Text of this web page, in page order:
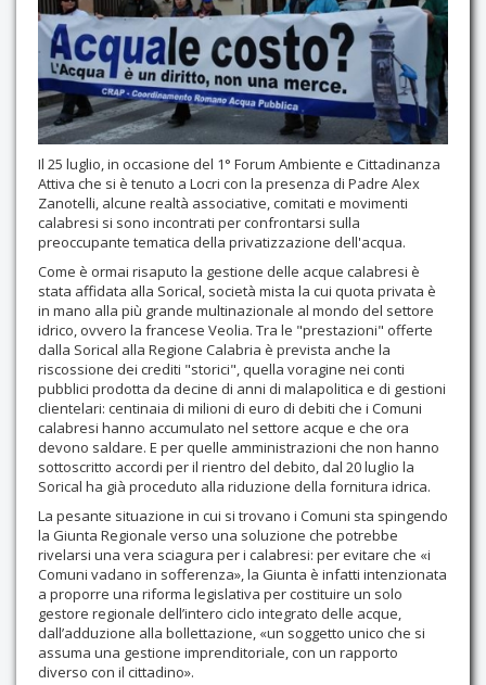
Contatti
Il 25 luglio, in occasione del 1° Forum Ambiente e Cittadinanza
Attiva che si è tenuto a Locri con la presenza di Padre Alex
Zanotelli, alcune realtà associative, comitati e movimenti
calabresi si sono incontrati per confrontarsi sulla
preoccupante tematica della privatizzazione dell'acqua.
Come è ormai risaputo la gestione delle acque calabresi è
stata affidata alla Sorical, società mista la cui quota privata è
in mano alla più grande multinazionale al mondo del settore
idrico, ovvero la francese Veolia. Tra le "prestazioni" offerte
dalla Sorical alla Regione Calabria è prevista anche la
riscossione dei crediti "storici", quella voragine nei conti
pubblici prodotta da decine di anni di malapolitica e di gestioni
clientelari: centinaia di milioni di euro di debiti che i Comuni
calabresi hanno accumulato nel settore acque e che ora
devono saldare. E per quelle amministrazioni che non hanno
sottoscritto accordi per il rientro del debito, dal 20 luglio la
Sorical ha già proceduto alla riduzione della fornitura idrica.
La pesante situazione in cui si trovano i Comuni sta spingendo
la Giunta Regionale verso una soluzione che potrebbe
rivelarsi una vera sciagura per i calabresi: per evitare che «i
Comuni vadano in sofferenza», la Giunta è infatti intenzionata
a proporre una riforma legislativa per costituire un solo
gestore regionale dell’intero ciclo integrato delle acque,
dall’adduzione alla bollettazione, «un soggetto unico che si
assuma una gestione imprenditoriale, con un rapporto
diverso con il cittadino».